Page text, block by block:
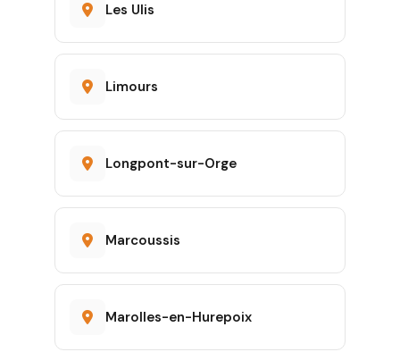
Les Ulis
Limours
Longpont-sur-Orge
Marcoussis
Marolles-en-Hurepoix